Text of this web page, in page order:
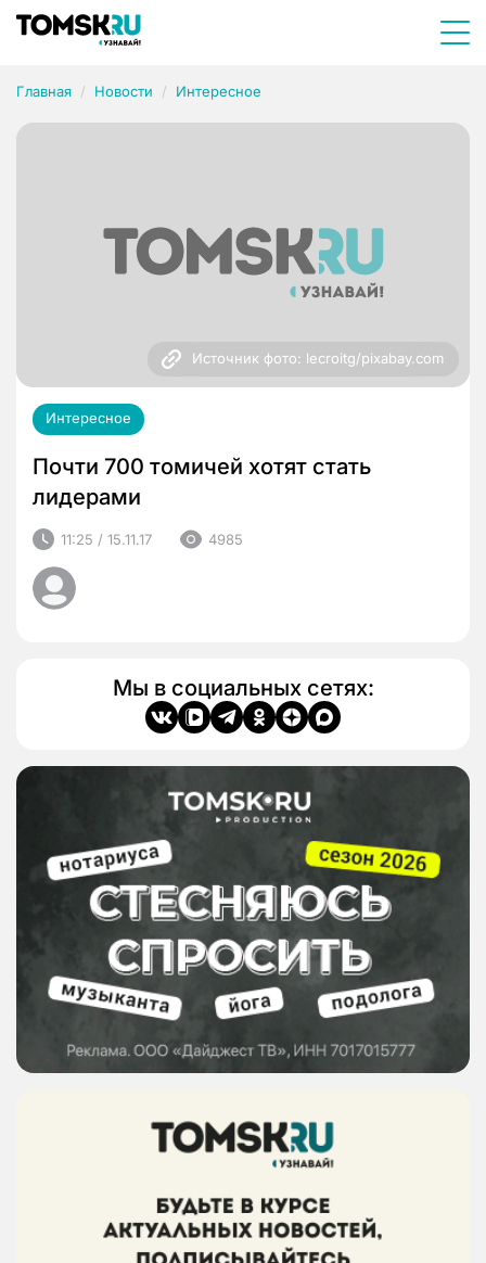
Главная Новости Интересное
Источник фото: lecroitg/pixabay.com
Интересное
Почти 700 томичей хотят стать
лидерами
11:25 / 15.11.17 4985
Мы в социальных сетях: